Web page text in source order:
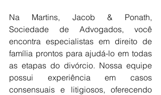
Na Martins, Jacob & Ponath,
Sociedade de Advogados, você
encontra especialistas em direito de
família prontos para ajudá-lo em todas
as etapas do divórcio. Nossa equipe
possui experiência em casos
consensuais e litigiosos, oferecendo